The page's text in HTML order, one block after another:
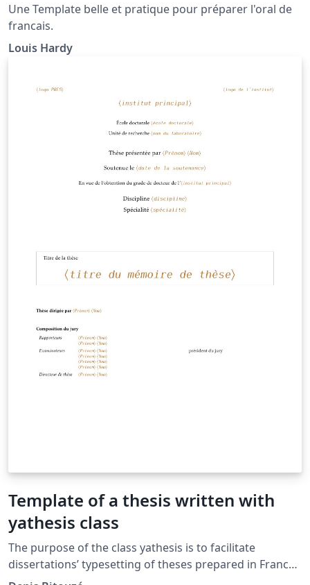
Une Template belle et pratique pour préparer l'oral de
francais.
Louis Hardy
Template of a thesis written with
yathesis class
The purpose of the class yathesis is to facilitate
dissertations’ typesetting of theses prepared in France,
whatever disciplines and institutes. It implements most